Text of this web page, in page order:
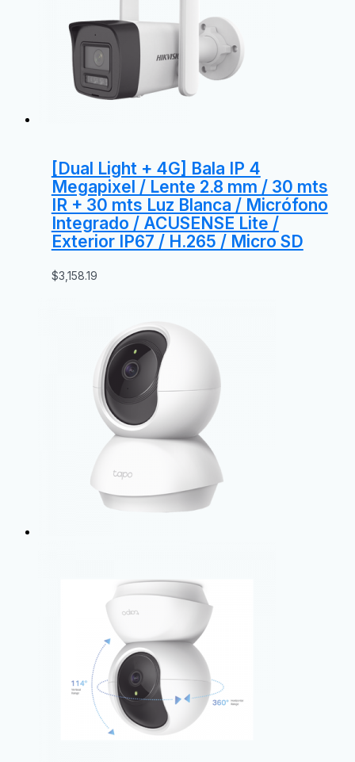
[Dual Light + 4G] Bala IP 4
Megapixel / Lente 2.8 mm / 30 mts
IR + 30 mts Luz Blanca / Micrófono
Integrado / ACUSENSE Lite /
Exterior IP67 / H.265 / Micro SD
$3,158.19